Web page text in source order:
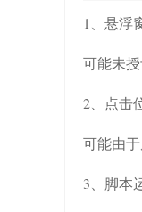
1、悬浮
可能未
2、点击
可能由
3、脚本